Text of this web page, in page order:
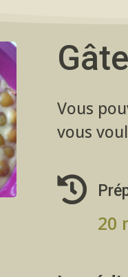
Vous
vous

20